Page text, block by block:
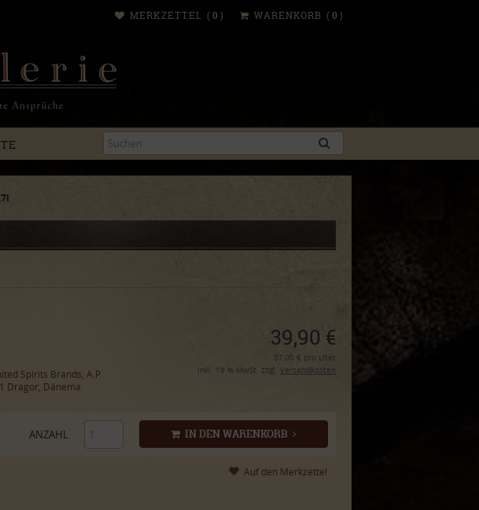
WARENKORB (0 )
MERKZETTEL (0 )
Spirits Brands, A.P.
Dragor, Dänema
39,90 €
57,00 € pro Liter
inkl. 19 % MwSt. zzgl. Versandkosten
IN DEN WARENKORB
ANZAHL